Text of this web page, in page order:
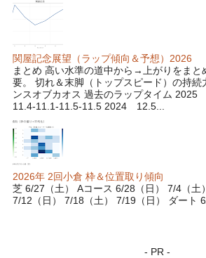
関屋記念展望（ラップ傾向＆予想）2026
まとめ 高い水準の道中から→上がりをまと
要。 切れ＆末脚（トップスピード）の持
ンスオブカオス 過去のラップタイム
11.4-11.1-11.5-11.5 2024 12.5...
2026年 2回小倉 枠＆位置取り傾向
芝 6/27（土） Aコース 6/28（日） 7/4（土
7/12（日） 7/18（土） 7/19（日） ダート
- PR -